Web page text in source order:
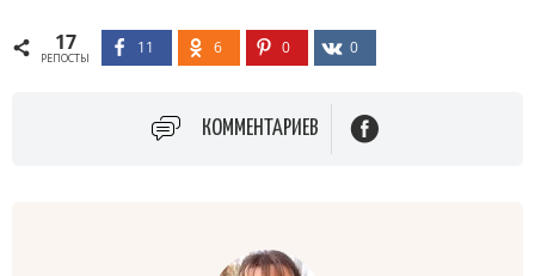
17
РЕПОСТЫ
11 6 0 0
КОММЕНТАРИЕВ